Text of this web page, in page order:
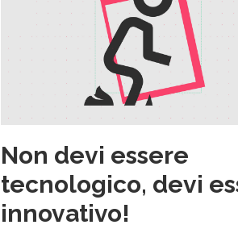
Non devi essere
tecnologico, devi
innovativo!